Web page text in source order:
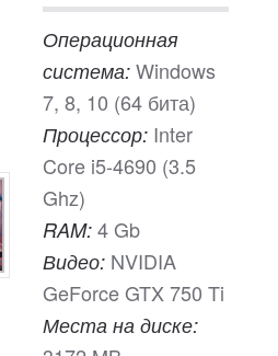
Операционная
система: Windows
7, 8, 10 (64 бита)
Процессор: Inter
Core i5-4690 (3.5
Ghz)
RAM: 4 Gb
Видео: NVIDIA
GeForce GTX 750 Ti
Места на диске: